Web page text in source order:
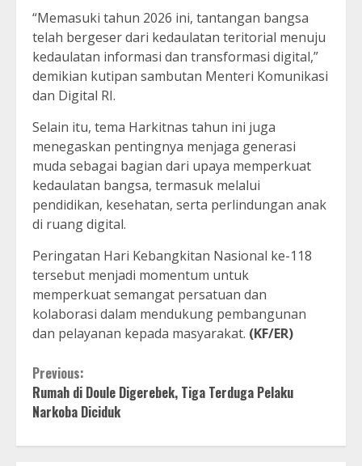
“Memasuki tahun 2026 ini, tantangan bangsa
telah bergeser dari kedaulatan teritorial menuju
kedaulatan informasi dan transformasi digital,”
demikian kutipan sambutan Menteri Komunikasi
dan Digital RI.
Selain itu, tema Harkitnas tahun ini juga
menegaskan pentingnya menjaga generasi
muda sebagai bagian dari upaya memperkuat
kedaulatan bangsa, termasuk melalui
pendidikan, kesehatan, serta perlindungan anak
di ruang digital.
Peringatan Hari Kebangkitan Nasional ke-118
tersebut menjadi momentum untuk
memperkuat semangat persatuan dan
kolaborasi dalam mendukung pembangunan
dan pelayanan kepada masyarakat. (KF/ER)
Continue
Reading
Previous:
Rumah di Doule Digerebek, Tiga Terduga Pelaku
Narkoba Diciduk